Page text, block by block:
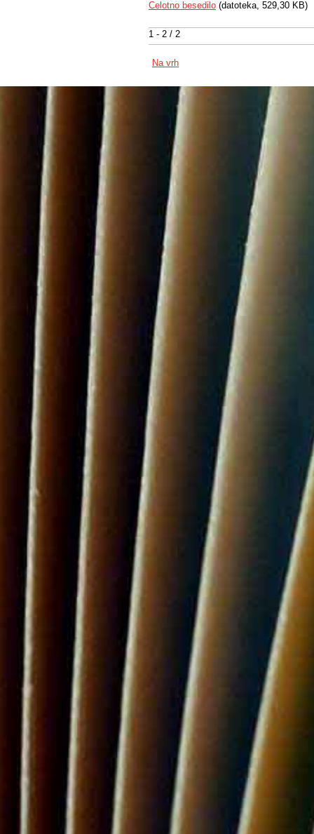
1 - 2 / 2
Celotno besedilo (datoteka, 529,30 KB)
Na vrh